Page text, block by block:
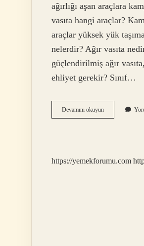
ağırlığı aşan araçlara
vasıta hangi araçlar?
araçlar yüksek yük
nelerdir? Ağır vasıta
güçlendirilmiş ağır
ehliyet gerekir? Sınıf…
Devamını okuyunKamyon
Ağır
https://yemekforumu.com